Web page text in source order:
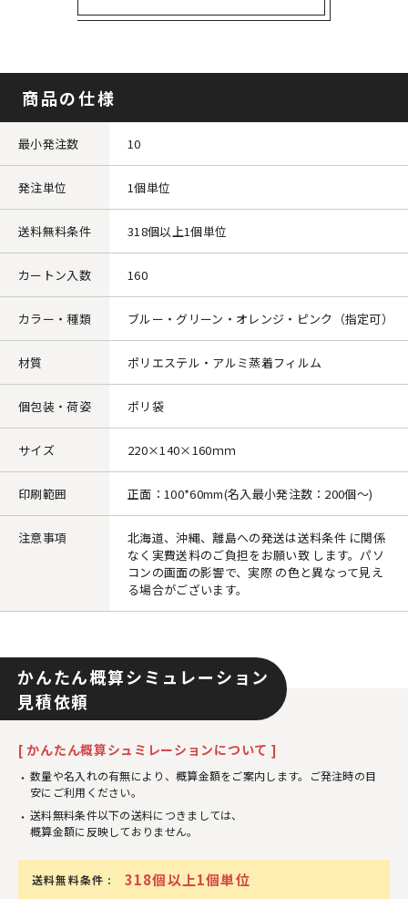
商品の仕様
最小発注数 10
発注単位 1個単位
送料無料条件 318個以上1個単位
カートン入数 160
カラー・種類 ブルー・グリーン・オレンジ・ピンク（指定可）
材質 ポリエステル・アルミ蒸着フィルム
個包装・荷姿 ポリ袋
サイズ 220×140×160ｍｍ
印刷範囲 正面：100*60mm(名入最小発注数：200個～)
注意事項
北海道、沖縄、離島への発送は送料条件 に関係
なく実費送料のご負担をお願い致 します。パソ
コンの画面の影響で、実際 の色と異なって見え
る場合がございます。
かんたん概算シミュレーション
見積依頼
[ かんたん概算シュミレーションについて ]
数量や名入れの有無により、概算金額をご案内します。ご発注時の目
安にご利用ください。
送料無料条件以下の送料につきましては、
概算金額に反映しておりません。
送料無料条件 : 318個以上1個単位